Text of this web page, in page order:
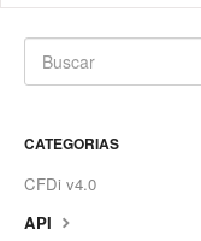
CATEGORIAS
CFDi v4.0
API